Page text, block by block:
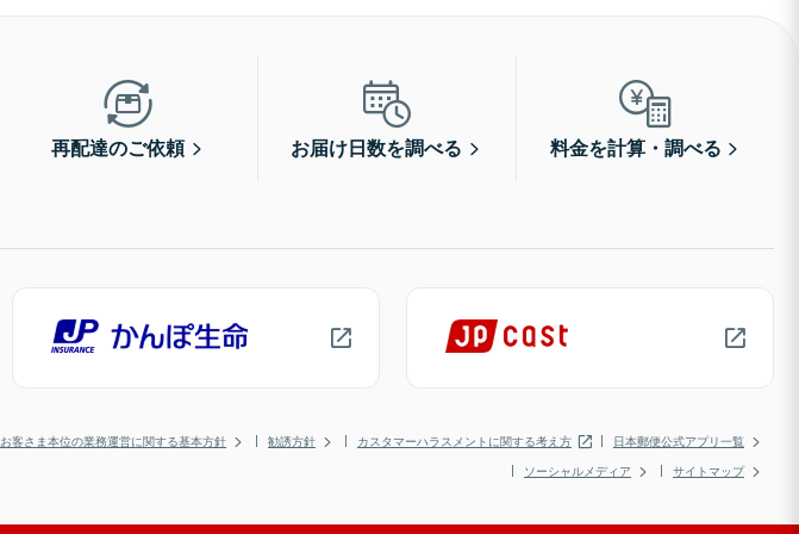
再配達のご依頼 お届け日数を調べる 料金を計算・調べる
お客さま本位の業務運営に関する基本方針 勧誘方針 カスタマーハラスメントに関する考え方
日本郵便公式アプリ一覧
ソーシャルメディア
サイトマップ